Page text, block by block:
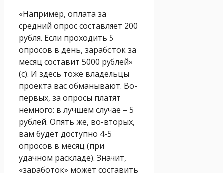
«Например, оплата за
средний опрос составляет 200
рубля. Если проходить 5
опросов в день, заработок за
месяц составит 5000 рублей»
(с). И здесь тоже владельцы
проекта вас обманывают. Во-
первых, за опросы платят
немного: в лучшем случае – 5
рублей. Опять же, во-вторых,
вам будет доступно 4-5
опросов в месяц (при
удачном раскладе). Значит,
«заработок» может составить